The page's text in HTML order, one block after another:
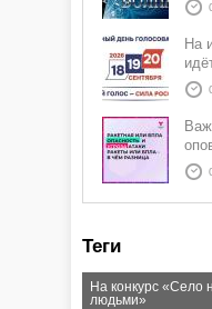
На
Теги
На конкурс «Село
людьми»